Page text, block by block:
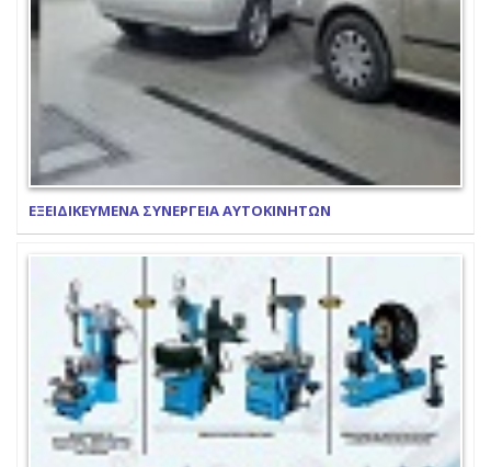
ΕΞΕΙΔΙΚΕΥΜΕΝΑ ΣΥΝΕΡΓΕΙΑ ΑΥΤΟΚΙΝΗΤΩΝ